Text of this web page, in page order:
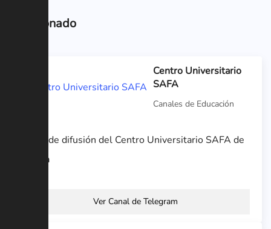
Relacionado
Centro Universitario
SAFA
Canales de Educación
Canal de difusión del Centro Universitario SAFA de
Úbeda
Ver Canal de Telegram